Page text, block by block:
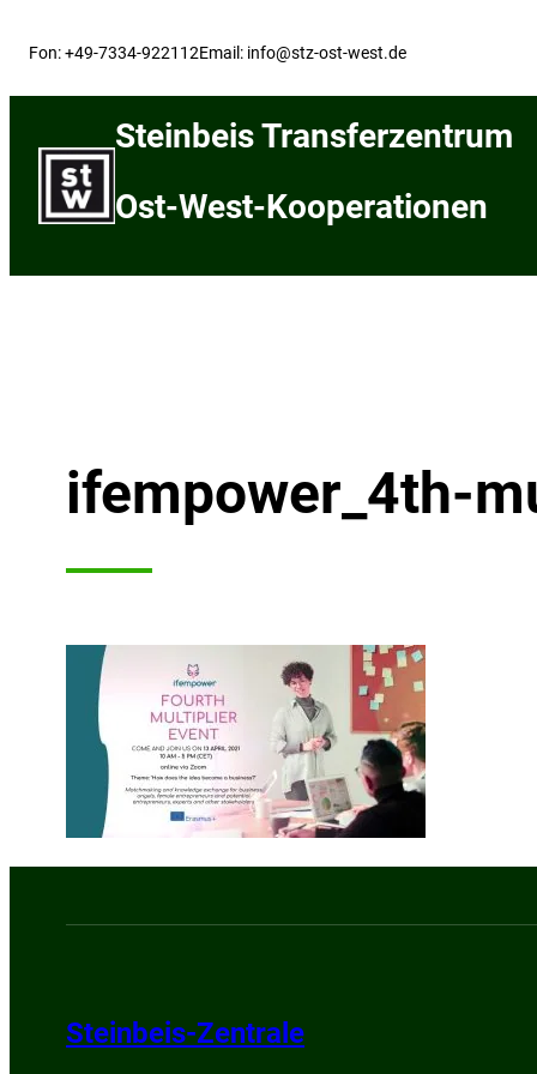
Fon: +49-7334-922112Email: info@stz-ost-west.de
Steinbeis Transferzentrum
Ost-West-Kooperationen
ifempower_4th-
Steinbeis-Zentrale